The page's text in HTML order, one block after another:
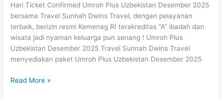
Hari Ticket Confirmed Umroh Plus Uzbekistan Desember 2025
bersama Travel Sunnah Dwins Travel, dengan pelayanan
terbaik, berizin resmi Kemenag RI terakreditas “A” ibadah dan
wisata jadi nyaman keluarga pun senang ! Umroh Plus
Uzbekistan Desember 2025 Travel Sunnah Dwins Travel
menyediakan paket Umroh Plus Uzbekistan Desember 2025
Read More »